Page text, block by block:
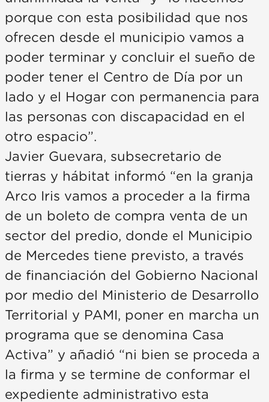
porque con esta posibilidad que nos
ofrecen desde el municipio vamos a
poder terminar y concluir el sueño de
poder tener el Centro de Día por un
lado y el Hogar con permanencia para
las personas con discapacidad en el
otro espacio”.
Javier Guevara, subsecretario de
tierras y hábitat informó “en la granja
Arco Iris vamos a proceder a la firma
de un boleto de compra venta de un
sector del predio, donde el Municipio
de Mercedes tiene previsto, a través
de financiación del Gobierno Nacional
por medio del Ministerio de Desarrollo
Territorial y PAMI, poner en marcha un
programa que se denomina Casa
Activa” y añadió “ni bien se proceda a
la firma y se termine de conformar el
expediente administrativo esta